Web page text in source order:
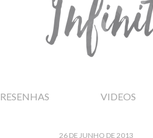
RESENHAS VIDEOS
26 DE JUNHO DE 2013